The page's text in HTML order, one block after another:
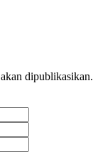
dipublikasikan.